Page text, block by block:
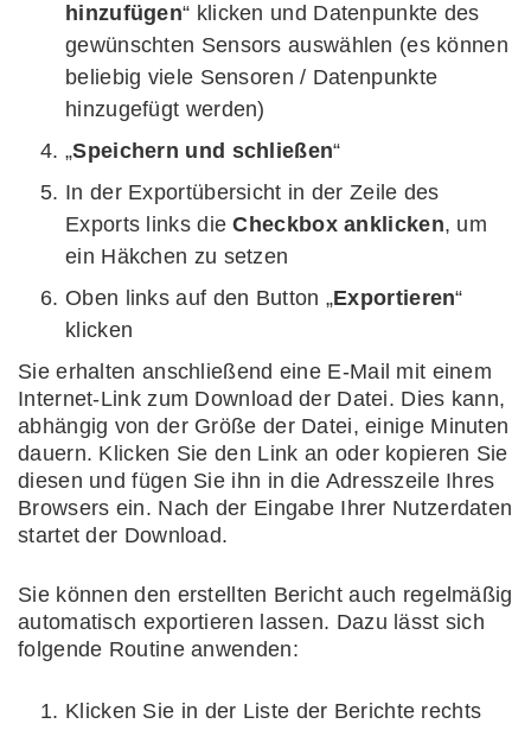
hinzufügen“ klicken und Datenpunkte des
gewünschten Sensors auswählen (es können
beliebig viele Sensoren / Datenpunkte
hinzugefügt werden)
„Speichern und schließen“
In der Exportübersicht in der Zeile des
Exports links dieCheckbox anklicken, um
ein Häkchen zu setzen
Oben links auf den Button „Exportieren“
klicken
Sie erhalten anschließend eine E-Mail mit einem
Internet-Link zum Download der Datei. Dies kann,
abhängig von der Größe der Datei, einige Minuten
dauern. Klicken Sie den Link an oder kopieren Sie
diesen und fügen Sie ihn in die Adresszeile Ihres
Browsers ein. Nach der Eingabe Ihrer Nutzerdaten
startet der Download.
Sie können den erstellten Bericht auch regelmäßig
automatisch exportieren lassen. Dazu lässt sich
folgende Routine anwenden:
Klicken Sie in der Liste der Berichte rechts